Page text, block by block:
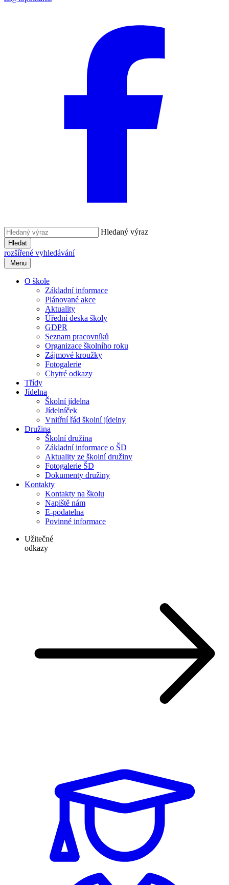
Hledaný výraz
Hledat
rozšířené vyhledávání
Menu
O škole
Základní informace
Plánované akce
Aktuality
Úřední deska školy
GDPR
Seznam pracovníků
Organizace školního roku
Zájmové kroužky
Fotogalerie
Chytré odkazy
Třídy
Jídelna
Školní jídelna
Jídelníček
Vnitřní řád školní jídelny
Družina
Školní družina
Základní informace o ŠD
Aktuality ze školní družiny
Fotogalerie ŠD
Dokumenty družiny
Kontakty
Kontakty na školu
Napiště nám
E-podatelna
Povinné informace
Užitečné
odkazy